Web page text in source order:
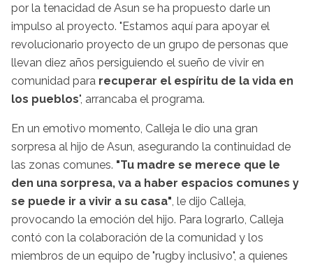
por la tenacidad de Asun se ha propuesto darle un
impulso al proyecto. "Estamos aquí para apoyar el
revolucionario proyecto de un grupo de personas que
llevan diez años persiguiendo el sueño de vivir en
comunidad para recuperar el espíritu de la vida en
los pueblos", arrancaba el programa.
En un emotivo momento, Calleja le dio una gran
sorpresa al hijo de Asun, asegurando la continuidad de
las zonas comunes. "Tu madre se merece que le
den una sorpresa, va a haber espacios comunes y
se puede ir a vivir a su casa", le dijo Calleja,
provocando la emoción del hijo. Para lograrlo, Calleja
contó con la colaboración de la comunidad y los
miembros de un equipo de "rugby inclusivo", a quienes